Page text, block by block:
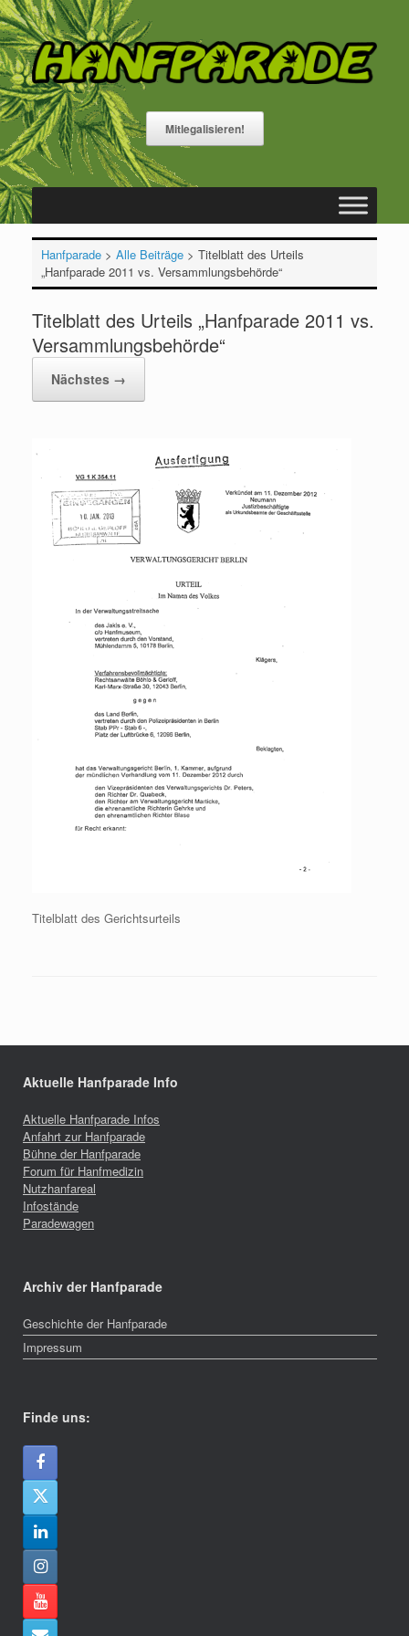
Zum
Inhalt
springen
Mitlegalisieren!
Hanfparade> Alle Beiträge> Titelblatt des Urteils
„Hanfparade 2011 vs. Versammlungsbehörde“
Titelblatt des Urteils „Hanfparade 2011 vs.
Versammlungsbehörde“
Nächstes →
Titelblatt des Gerichtsurteils
Aktuelle Hanfparade Info
Aktuelle Hanfparade Infos
Anfahrt zur Hanfparade
Bühne der Hanfparade
Forum für Hanfmedizin
Nutzhanfareal
Infostände
Paradewagen
Archiv der Hanfparade
Geschichte der Hanfparade
Impressum
Finde uns: